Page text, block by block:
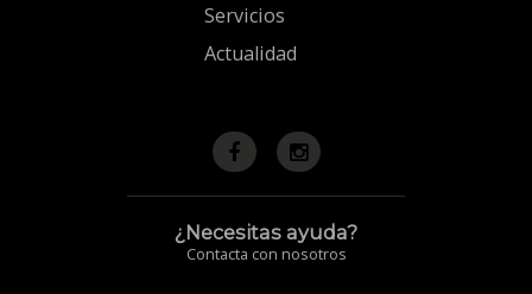
Servicios
Actualidad
¿Necesitas ayuda?
Contacta con nosotros